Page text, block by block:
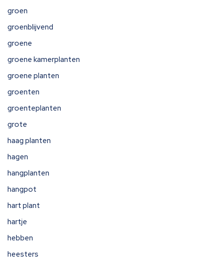
groen
groenblijvend
groene
groene kamerplanten
groene planten
groenten
groenteplanten
grote
haag planten
hagen
hangplanten
hangpot
hart plant
hartje
hebben
heesters